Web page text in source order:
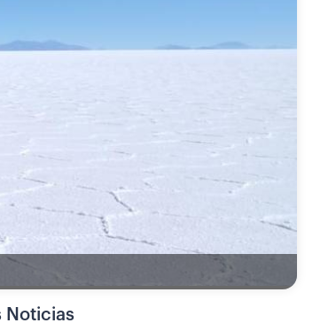
Noticias